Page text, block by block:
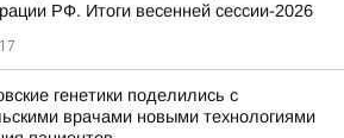
РФ. Итоги весенней сессии-2026
генетики поделились с
врачами новыми технологиями